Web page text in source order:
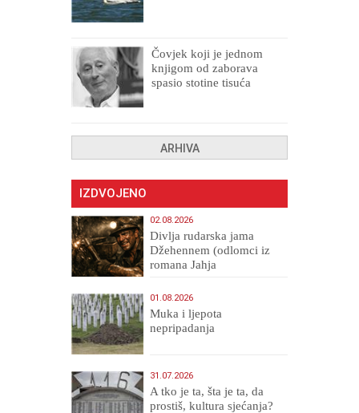
Čovjek koji je jednom
knjigom od zaborava
spasio stotine tisuća
ARHIVA
IZDVOJENO
02.08.2026
Divlja rudarska jama
Džehennem (odlomci iz
romana Jahja
01.08.2026
Muka i ljepota
nepripadanja
31.07.2026
A tko je ta, šta je ta, da
prostiš, kultura sjećanja?